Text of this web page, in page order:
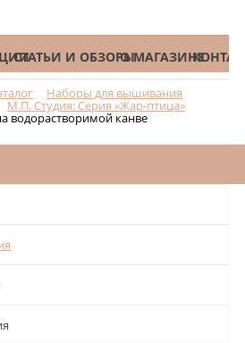
СТАТЬИ И ОБЗОРЫО МАГАЗИНЕ
Наборы для вышивания
М.П. Студия: Серия «Жар-птица»
водорастворимой канве